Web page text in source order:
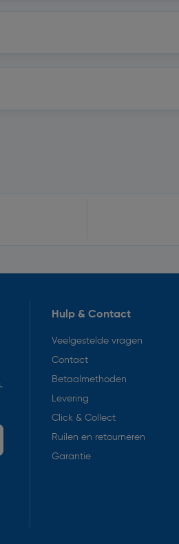
Hulp & Contact
Veelgestelde vragen
Contact
Betaalmethoden
Levering
Click & Collect
Ruilen en retourneren
Garantie